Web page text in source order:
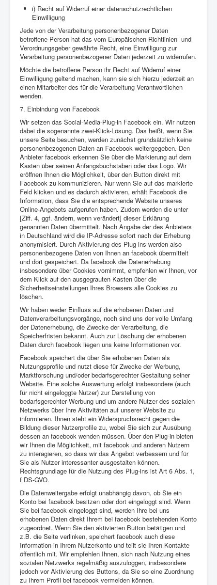
i) Recht auf Widerruf einer datenschutzrechtlichen
Einwilligung
Jede von der Verarbeitung personenbezogener Daten
betroffene Person hat das vom Europäischen Richtlinien- und
Verordnungsgeber gewährte Recht, eine Einwilligung zur
Verarbeitung personenbezogener Daten jederzeit zu widerrufen.
Möchte die betroffene Person ihr Recht auf Widerruf einer
Einwilligung geltend machen, kann sie sich hierzu jederzeit an
einen Mitarbeiter des für die Verarbeitung Verantwortlichen
wenden.
7. Einbindung von Facebook
Wir setzen das Social-Media-Plug-in Facebook ein. Wir nutzen
dabei die sogenannte zwei-Klick-Lösung. Das heißt, wenn Sie
unsere Seite besuchen, werden zunächst grundsätzlich keine
personenbezogenen Daten an Facebook weitergegeben. Den
Anbieter facebook erkennen Sie über die Markierung auf dem
Kasten über seinen Anfangsbuchstaben oder das Logo. Wir
eröffnen Ihnen die Möglichkeit, über den Button direkt mit
Facebook zu kommunizieren. Nur wenn Sie auf das markierte
Feld klicken und es dadurch aktivieren, erhält Facebook die
Information, dass Sie die entsprechende Website unseres
Online-Angebots aufgerufen haben. Zudem werden die unter
[Ziff. 4, ggf. ändern, wenn verändert] dieser Erklärung
genannten Daten übermittelt. Nach Angabe der des Anbieters
in Deutschland wird die IP-Adresse sofort nach der Erhebung
anonymisiert. Durch Aktivierung des Plug-ins werden also
personenbezogene Daten von Ihnen an facebook übermittelt
und dort gespeichert. Da facebook die Datenerhebung
insbesondere über Cookies vornimmt, empfehlen wir Ihnen, vor
dem Klick auf den ausgegrauten Kasten über die
Sicherheitseinstellungen Ihres Browsers alle Cookies zu
löschen.
Wir haben weder Einfluss auf die erhobenen Daten und
Datenverarbeitungsvorgänge, noch sind uns der volle Umfang
der Datenerhebung, die Zwecke der Verarbeitung, die
Speicherfristen bekannt. Auch zur Löschung der erhobenen
Daten durch facebook liegen uns keine Informationen vor.
Facebook speichert die über Sie erhobenen Daten als
Nutzungsprofile und nutzt diese für Zwecke der Werbung,
Marktforschung und/oder bedarfsgerechter Gestaltung seiner
Website. Eine solche Auswertung erfolgt insbesondere (auch
für nicht eingeloggte Nutzer) zur Darstellung von
bedarfsgerechter Werbung und um andere Nutzer des sozialen
Netzwerks über Ihre Aktivitäten auf unserer Website zu
informieren. Ihnen steht ein Widerspruchsrecht gegen die
Bildung dieser Nutzerprofile zu, wobei Sie sich zur Ausübung
dessen an facebook wenden müssen. Über den Plug-in bieten
wir Ihnen die Möglichkeit, mit facebook und anderen Nutzern
zu interagieren, so dass wir das Angebot verbessern und für
Sie als Nutzer interessanter ausgestalten können.
Rechtsgrundlage für die Nutzung des Plug-ins ist Art 6 Abs. 1,
f DS-GVO.
Die Datenweitergabe erfolgt unabhängig davon, ob Sie ein
Konto bei facebook besitzen oder dort eingeloggt sind. Wenn
Sie bei facebook eingeloggt sind, werden Ihre bei uns
erhobenen Daten direkt Ihrem bei facebook bestehenden Konto
zugeordnet. Wenn Sie den aktivierten Button betätigen und
z.B. die Seite verlinken, speichert facebook auch diese
Information in Ihrem Nutzerkonto und teilt sie Ihren Kontakte
öffentlich mit. Wir empfehlen Ihnen, sich nach Nutzung eines
sozialen Netzwerks regelmäßig auszuloggen, insbesondere
jedoch vor Aktivierung des Buttons, da Sie so eine Zuordnung
zu Ihrem Profil bei facebook vermeiden können.